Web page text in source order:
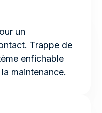
un
Trappe de
enfichable
maintenance.